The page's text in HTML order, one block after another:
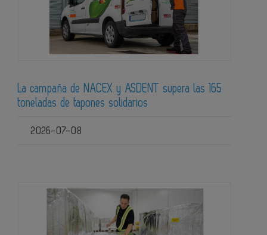
La campaña de NACEX y ASDENT supera las 165
toneladas de tapones solidarios
2026-07-08